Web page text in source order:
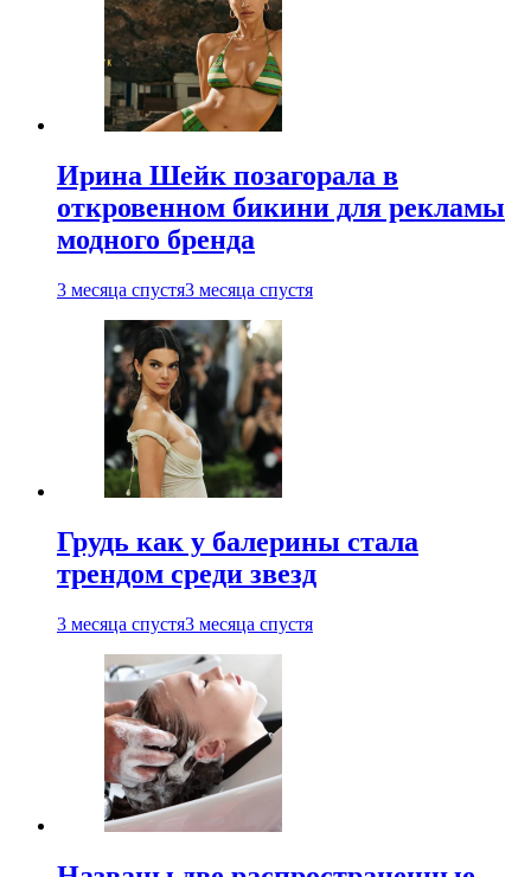
Ирина Шейк позагорала в
откровенном бикини для рекламы
модного бренда
3 месяца спустя3 месяца спустя
Грудь как у балерины стала
трендом среди звезд
3 месяца спустя3 месяца спустя